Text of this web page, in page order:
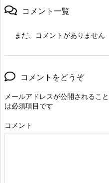
コメント一覧
まだ、コメントがありません
コメントをどうぞ
メールアドレスが公開されること
は必須項目です
コメント